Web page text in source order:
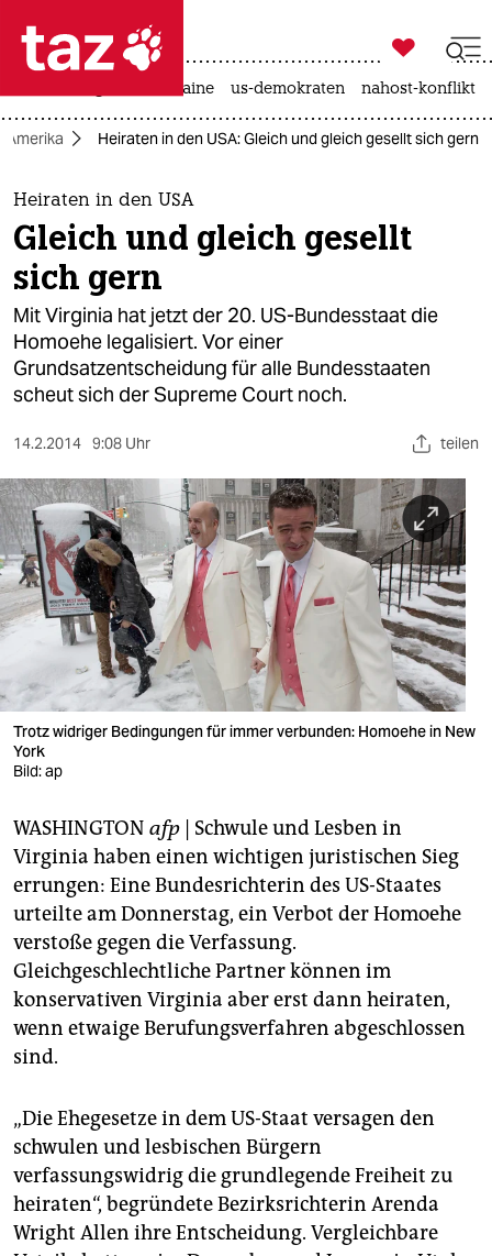
 taz zahl ich
taz zahl ich
themen
politik
öko
gesellschaft
kultur
sport
berlin
nord
wahrheit
verlag
verlag
veranstaltungen
shop
fragen & hilfe
unterstützen
abo
genossenschaft
epaper login

taz zahl ich
krieg in der ukraine us-demokraten nahost-konflikt
Amerika Heiraten in den USA: Gleich und gleich gesellt sich gern
Heiraten in den USA
Gleich und gleich gesellt
sich gern
Mit Virginia hat jetzt der 20. US-Bundesstaat die
Homoehe legalisiert. Vor einer
Grundsatzentscheidung für alle Bundesstaaten
scheut sich der Supreme Court noch.
14.2.2014 9:08 Uhr teilen
Trotz widriger Bedingungen für immer verbunden: Homoehe in New
York
Bild: ap
WASHINGTON afp | Schwule und Lesben in
Virginia haben einen wichtigen juristischen Sieg
errungen: Eine Bundesrichterin des US-Staates
urteilte am Donnerstag, ein Verbot der Homoehe
verstoße gegen die Verfassung.
Gleichgeschlechtliche Partner können im
konservativen Virginia aber erst dann heiraten,
wenn etwaige Berufungsverfahren abgeschlossen
sind.
„Die Ehegesetze in dem US-Staat versagen den
schwulen und lesbischen Bürgern
verfassungswidrig die grundlegende Freiheit zu
heiraten“, begründete Bezirksrichterin Arenda
Wright Allen ihre Entscheidung. Vergleichbare